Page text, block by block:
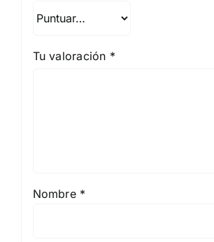
Tu valoración *
Nombre *